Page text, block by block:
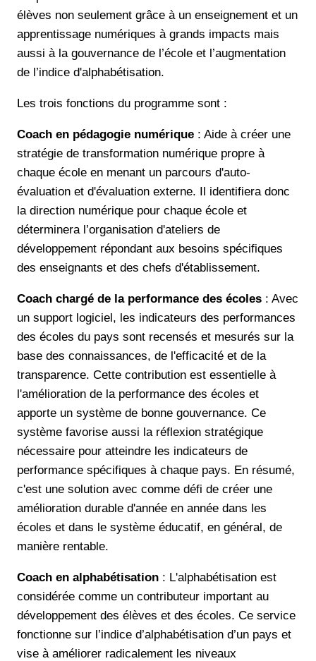
élèves non seulement grâce à un enseignement et un
apprentissage numériques à grands impacts mais
aussi à la gouvernance de l’école et l’augmentation
de l’indice d'alphabétisation.
Les trois fonctions du programme sont :
Coach en pédagogie numérique : Aide à créer une
stratégie de transformation numérique propre à
chaque école en menant un parcours d'auto-
évaluation et d'évaluation externe. Il identifiera donc
la direction numérique pour chaque école et
déterminera l’organisation d'ateliers de
développement répondant aux besoins spécifiques
des enseignants et des chefs d'établissement.
Coach chargé de la performance des écoles : Avec
un support logiciel, les indicateurs des performances
des écoles du pays sont recensés et mesurés sur la
base des connaissances, de l'efficacité et de la
transparence. Cette contribution est essentielle à
l'amélioration de la performance des écoles et
apporte un système de bonne gouvernance. Ce
système favorise aussi la réflexion stratégique
nécessaire pour atteindre les indicateurs de
performance spécifiques à chaque pays. En résumé,
c'est une solution avec comme défi de créer une
amélioration durable d'année en année dans les
écoles et dans le système éducatif, en général, de
manière rentable.
Coach en alphabétisation : L'alphabétisation est
considérée comme un contributeur important au
développement des élèves et des écoles. Ce service
fonctionne sur l’indice d’alphabétisation d’un pays et
vise à améliorer radicalement les niveaux